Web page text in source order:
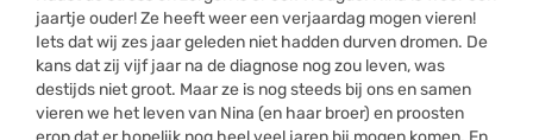
jaartje ouder! Ze heeft weer een verjaardag mogen vieren!
Iets dat wij zes jaar geleden niet hadden durven dromen. De
kans dat zij vijf jaar na de diagnose nog zou leven, was
destijds niet groot. Maar ze is nog steeds bij ons en samen
vieren we het leven van Nina (en haar broer) en proosten